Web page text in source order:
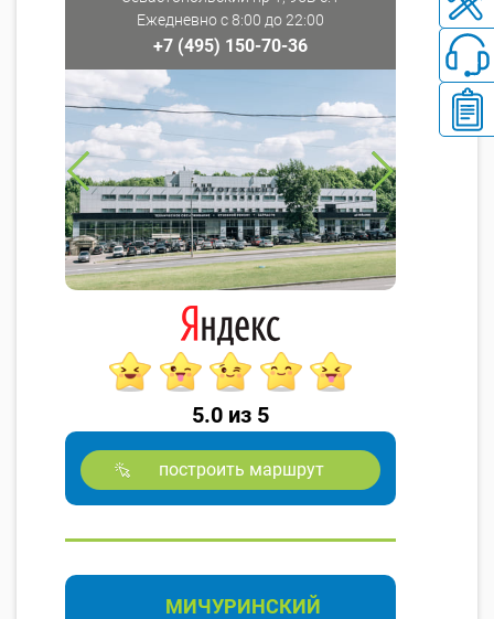
Ежедневно с 8:00 до 22:00
+7 (495) 150-70-36
5.0 из 5
построить маршрут
МИЧУРИНСКИЙ